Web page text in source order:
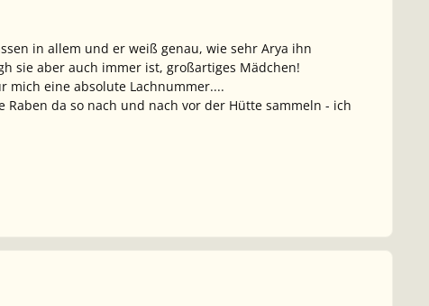
in allem und er weiß genau, wie sehr Arya ihn
sie aber auch immer ist, großartiges Mädchen!
mich eine absolute Lachnummer....
da so nach und nach vor der Hütte sammeln - ich